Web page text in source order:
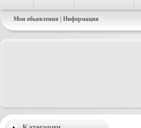
Мои обьявления Информация